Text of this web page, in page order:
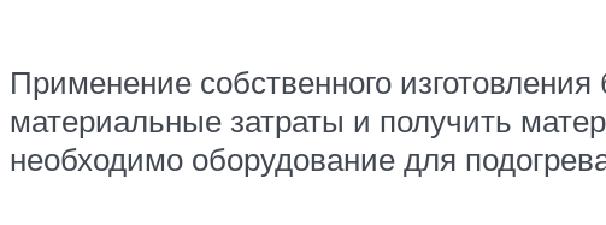
Применение собственного
материальные затраты и получить
необходимо оборудование для